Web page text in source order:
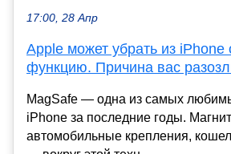
17:00, 28 Апр
Apple может убрать из
функцию. Причина вас
MagSafe — одна из самых
iPhone за последние годы.
автомобильные крепления,